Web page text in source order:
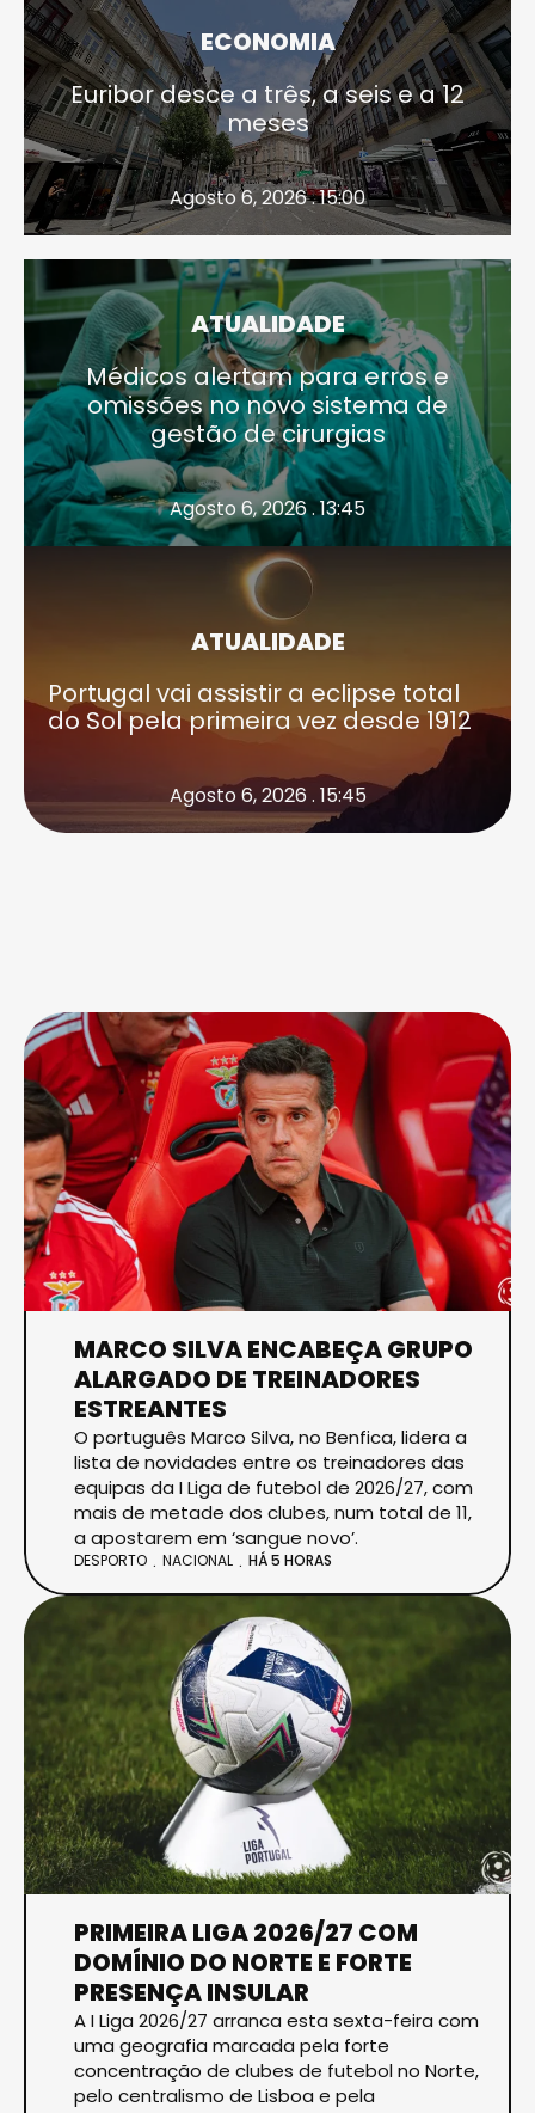
ECONOMIA
Euribor desce a três, a seis e a 12
meses
Agosto 6, 2026 . 15:00
ATUALIDADE
Médicos alertam para erros e
omissões no novo sistema de
gestão de cirurgias
Agosto 6, 2026 . 13:45
ATUALIDADE
Portugal vai assistir a eclipse total
do Sol pela primeira vez desde 1912
Agosto 6, 2026 . 15:45
MARCO SILVA ENCABEÇA GRUPO
ALARGADO DE TREINADORES
ESTREANTES
O português Marco Silva, no Benfica, lidera a
lista de novidades entre os treinadores das
equipas da I Liga de futebol de 2026/27, com
mais de metade dos clubes, num total de 11,
a apostarem em ‘sangue novo’.
DESPORTO NACIONAL HÁ 5 HORAS
PRIMEIRA LIGA 2026/27 COM
DOMÍNIO DO NORTE E FORTE
PRESENÇA INSULAR
A I Liga 2026/27 arranca esta sexta-feira com
uma geografia marcada pela forte
concentração de clubes de futebol no Norte,
pelo centralismo de Lisboa e pela